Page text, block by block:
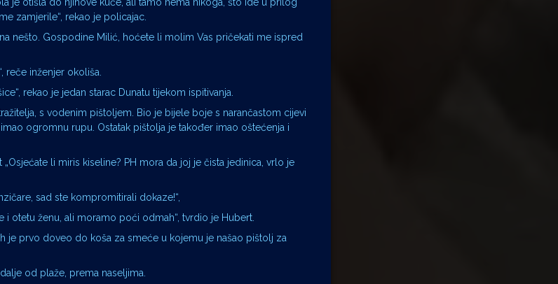
je otišla do njihove kuće, ali tamo nema nikoga, što ide u prilog
zamjerile“, rekao je policajac.
nešto. Gospodine Milić, hoćete li molim Vas pričekati me ispred
reče inženjer okoliša.
rekao je jedan starac Dunatu tijekom ispitivanja.
s vodenim pištoljem. Bio je bijele boje s narančastom cijevi
ogromnu rupu. Ostatak pištolja je također imao oštećenja i
li miris kiseline? PH mora da joj je čista jedinica, vrlo je
sad ste kompromitirali dokaze!“,
i otetu ženu, ali moramo poći odmah“, tvrdio je Hubert.
je prvo doveo do koša za smeće u kojemu je našao pištolj za
od plaže, prema naseljima.